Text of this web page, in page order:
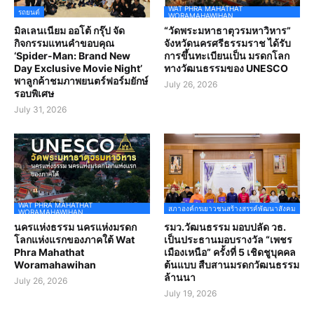
รถยนต์
มิลเลนเนียม ออโต้ กรุ๊ป จัด
กิจกรรมแทนคำขอบคุณ
‘Spider-Man: Brand New
Day Exclusive Movie Night’
พาลูกค้าชมภาพยนตร์ฟอร์มยักษ์
รอบพิเศษ
July 31, 2026
WAT PHRA MAHATHAT
WORAMAHAWIHAN
“วัดพระมหาธาตุวรมหาวิหาร”
จังหวัดนครศรีธรรมราช ได้รับ
การขึ้นทะเบียนเป็น มรดกโลก
ทางวัฒนธรรมของ UNESCO
July 26, 2026
WAT PHRA MAHATHAT
WORAMAHAWIHAN
นครแห่งธรรม นครแห่งมรดก
โลกแห่งแรกของภาคใต้ Wat
Phra Mahathat
Woramahawihan
July 26, 2026
สภาองค์กรเยาวชนสร้างสรรค์พัฒนาสังคม
รมว.วัฒนธรรม มอบปลัด วธ.
เป็นประธานมอบรางวัล “เพชร
เมืองเหนือ” ครั้งที่ 5 เชิดชูบุคคล
ต้นแบบ สืบสานมรดกวัฒนธรรม
ล้านนา
July 19, 2026